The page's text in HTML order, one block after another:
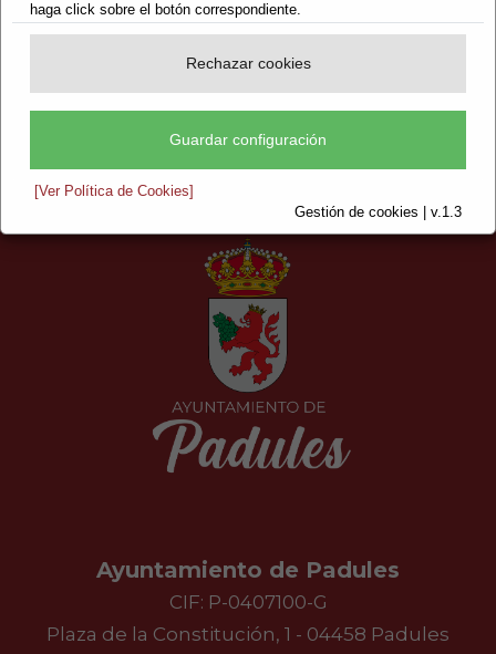
haga click sobre el botón correspondiente.
Rechazar cookies
Guardar configuración
[Ver Política de Cookies]
Gestión de cookies | v.1.3
Ayuntamiento de Padules
CIF: P-0407100-G
Plaza de la Constitución, 1 - 04458 Padules